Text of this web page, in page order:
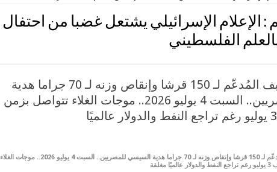
: الإعلام الإسرائيلي يشتعل غضبا من احتفال
الفلسطيني
رفع سعر الرغيف المُدعّم لـ 150 قرشا وإنقاص وزنه لـ 70 جراما هدية
السيسي للمصريين.. السبت 4 يوليو 2026.. موجات الغلاء تتواصل بزمن
على رفع سعر الرغيف المُدعّم لـ 150 قرشا وإنقاص وزنه لـ 70 جراما هدية السيسي للمصريين.. السبت 4 يوليو 2026.. موجات الغلاء